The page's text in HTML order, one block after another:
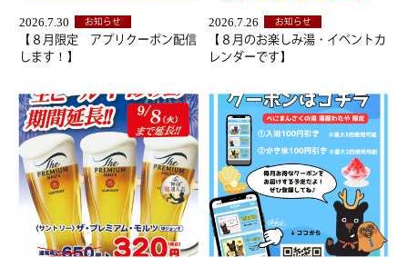
2026.7.30 お知らせ
【８月限定 アプリクーポン配信
します！】
2026.7.26 お知らせ
【８月のお楽しみ湯・イベントカ
レンダーです】